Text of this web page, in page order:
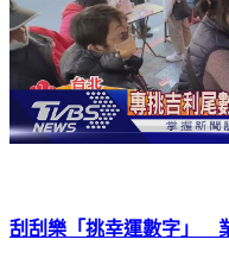
刮刮樂「挑幸運數字」